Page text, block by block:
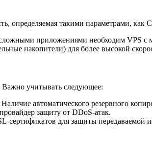
определяемая такими параметрами,
приложениями необходим VPS
накопители) для более высокой
Важно учитывать следующее:
автоматического резервного
защиту от DDoS-атак.
сертификатов для защиты передаваемой